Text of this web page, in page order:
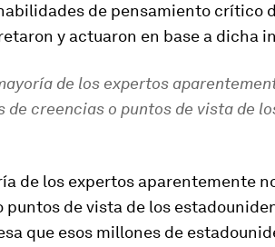
de pensamiento crítico
y actuaron en base a dicha
de los expertos
de creencias o puntos de vista de
de los expertos aparentemente
de vista de los
que esos millones de